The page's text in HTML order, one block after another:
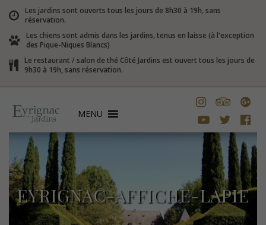
Les jardins sont ouverts tous les jours de 8h30 à 19h, sans
réservation.
Les chiens sont admis dans les jardins, tenus en laisse (à l'exception
des Pique-Niques Blancs)
Le restaurant / salon de thé Côté Jardins est ouvert tous les jours de
9h30 à 19h, sans réservation.
MENU
EYRIGNAC-AFFICHE-LAPIE